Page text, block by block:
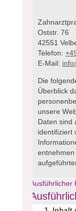
Oststr. 76
42551
Telefon:
E-Mail:
Die
Überblick
unsere
Daten sind
identifiziert